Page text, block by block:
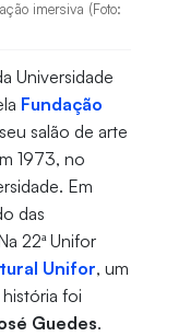
imersiva (Foto:
Universidade
Fundação
salão de arte
1973, no
Em
das
22ª Unifor
Unifor, um
foi
Guedes.